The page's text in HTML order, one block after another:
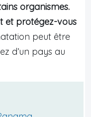
organismes.
et protégez-vous
peut être
d’un pays au